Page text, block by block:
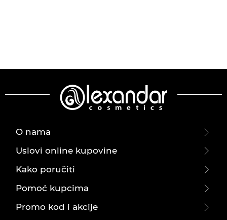
O nama
Uslovi online kupovine
Kako poručiti
Pomoć kupcima
Promo kod i akcije